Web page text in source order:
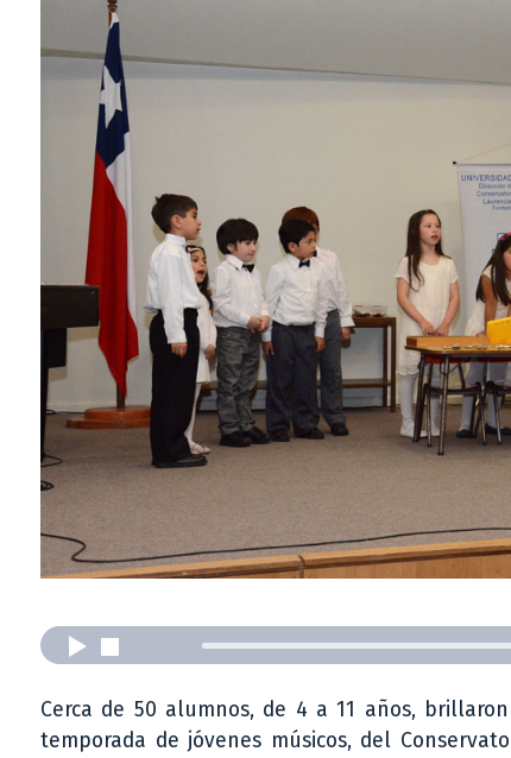
Cerca de 50 alumnos, de 4 a 11 años,
temporada de jóvenes músicos, del